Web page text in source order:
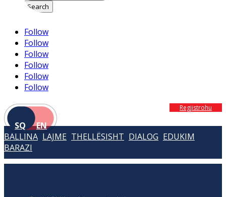
Follow
Follow
Follow
Follow
Follow
Follow
SQ EN
Regjistrohu
BALLINA LAJME THELLËSISHT DIALOG EDUKIM
BARAZI